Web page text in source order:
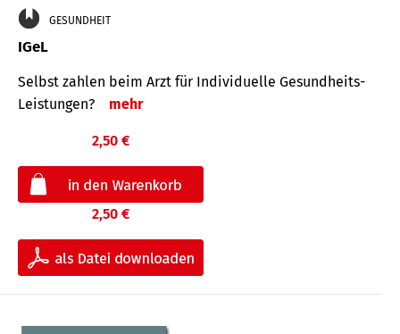
GESUNDHEIT
IGeL
Selbst zahlen beim Arzt für Indi­vidu­elle Gesund­heits-
Leis­tungen?
mehr
2,50 €
2,50 €